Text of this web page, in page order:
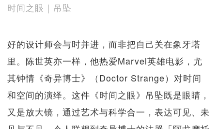
时间之眼｜吊坠
好的设计师会与时并进，而非把自己关在象牙塔
里。陈世英亦一样，他热爱Marvel英雄电影，尤
其钟情《奇异博士》（Doctor Strange）对时间
和空间的演绎。这件《时间之眼》吊坠既是眼睛，
又是放大镜，通过艺术与科学合一，表达可见、未